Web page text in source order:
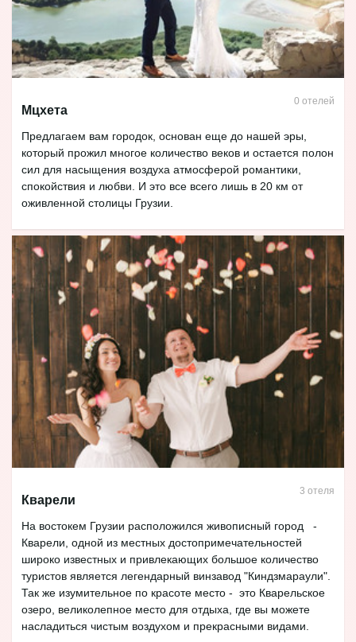
Мцхета
0 отелей
Предлагаем вам городок, основан еще до нашей эры,
который прожил многое количество веков и остается полон
сил для насыщения воздуха атмосферой романтики,
спокойствия и любви. И это все всего лишь в 20 км от
оживленной столицы Грузии.
Кварели
3 отеля
На востокем Грузии расположился живописный город -
Кварели, одной из местных достопримечательностей
широко известных и привлекающих большое количество
туристов является легендарный винзавод "Киндзмараули".
Так же изумительное по красоте место - это Кварельское
озеро, великолепное место для отдыха, где вы можете
насладиться чистым воздухом и прекрасными видами.